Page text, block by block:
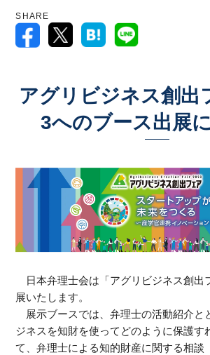
SHARE
アグリビジネス創出
3へのブース出展
日本弁理士会は「アグリビジネス創出
展いたします。
展示ブースでは、弁理士の活動紹介と
ジネスを知財を使ってどのように保護す
て、弁理士による知的財産に関する相談